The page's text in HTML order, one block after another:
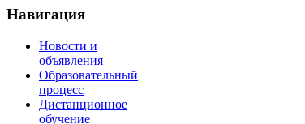
Навигация
Новости и
объявления
Образовательный
процесс
Дистанционное
обучение